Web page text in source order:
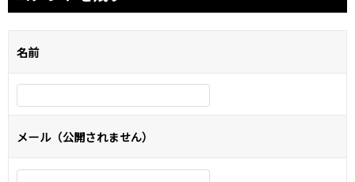
ビ
ー
シ
ョ
ン
名前
メール（公開されません）